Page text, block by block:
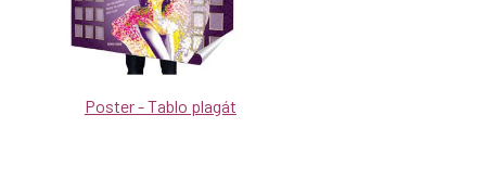
Poster - Tablo plagát